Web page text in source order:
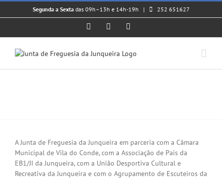
Skip
Segunda a Sextadas 09h–13h e 14h-19h | 252 651627
FacebookInstagram
A Junta de Freguesia da Junqueira em parceria com a Câmara
Municipal de Vila do Conde, com a Associação de Pais da
EB1/JI da Junqueira, com a União Desportiva Cultural e
Recreativa da Junqueira e com o Agrupamento de Escuteiros da